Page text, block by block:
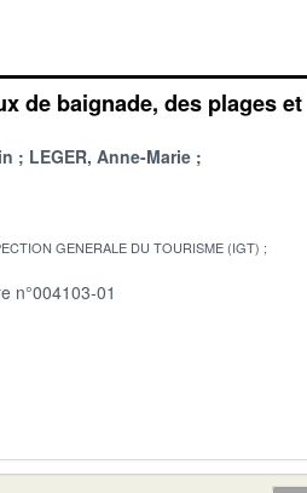
de baignade, des plages et
LEGER, Anne-Marie
GENERALE DU TOURISME (IGT)
n°004103-01